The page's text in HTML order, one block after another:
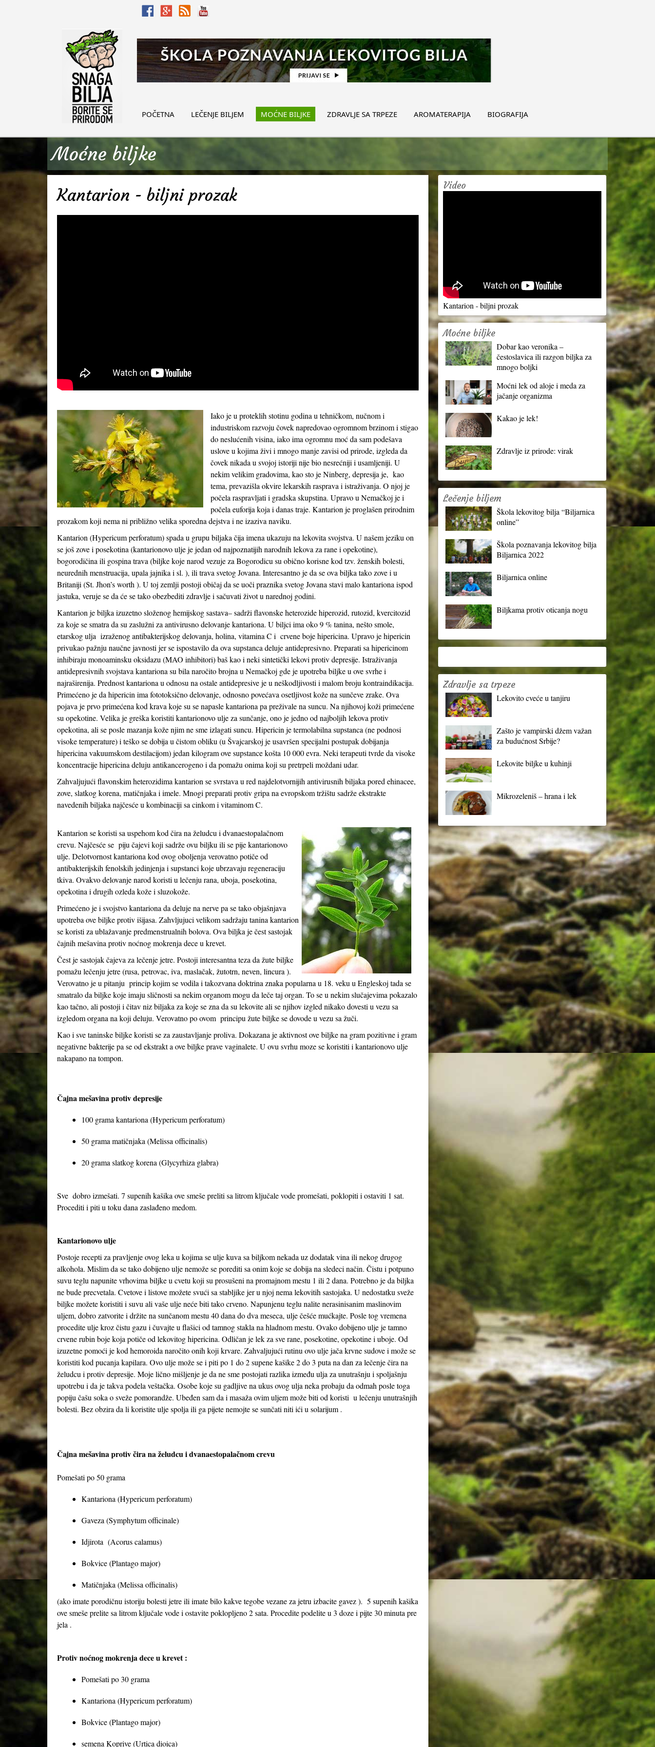
POČETNA LEČENJE BILJEM MOĆNE BILJKE ZDRAVLJE SA TRPEZE AROMATERAPIJA BIOGRAFIJA
Moćne biljke
Kantarion - biljni prozak
Iako je u proteklih stotinu godina u tehničkom, nučnom i
industriskom razvoju čovek napredovao ogromnom brzinom i stigao
do neslućenih visina, iako ima ogromnu moć da sam podešava
uslove u kojima živi i mnogo manje zavisi od prirode, izgleda da
čovek nikada u svojoj istoriji nije bio nesrećniji i usamljeniji. U
nekim velikim gradovima, kao sto je Ninberg, depresija je, kao
tema, prevazišla okvire lekarskih rasprava i istraživanja. O njoj je
počela raspravljati i gradska skupstina. Upravo u Nemačkoj je i
počela euforija koja i danas traje. Kantarion je proglašen prirodnim
prozakom koji nema ni približno velika sporedna dejstva i ne izaziva naviku.
Kantarion (Hypericum perforatum) spada u grupu biljaka čija imena ukazuju na lekovita svojstva. U našem jeziku on
se još zove i posekotina (kantarionovo ulje je jedan od najpoznatijih narodnih lekova za rane i opekotine),
bogorodičina ili gospina trava (biljke koje narod vezuje za Bogorodicu su obično korisne kod tzv. ženskih bolesti,
neurednih menstruacija, upala jajnika i sl. ), ili trava svetog Jovana. Interesantno je da se ova biljka tako zove i u
Britaniji (St. Jhon’s worth ). U toj zemlji postoji običaj da se uoči praznika svetog Jovana stavi malo kantariona ispod
jastuka, veruje se da će se tako obezbediti zdravlje i sačuvati život u narednoj godini.
Kantarion je biljka izuzetno složenog hemijskog sastava– sadrži flavonske heterozide hiperozid, rutozid, kvercitozid
za koje se smatra da su zaslužni za antivirusno delovanje kantariona. U biljci ima oko 9 % tanina, nešto smole,
etarskog ulja izraženog antibakterijskog delovanja, holina, vitamina C i crvene boje hipericina. Upravo je hipericin
privukao pažnju naučne javnosti jer se ispostavilo da ova supstanca deluje antidepresivno. Preparati sa hipericinom
inhibiraju monoaminsku oksidazu (MAO inhibitori) baš kao i neki sintetički lekovi protiv depresije. Istraživanja
antidepresivnih svojstava kantariona su bila naročito brojna u Nemačkoj gde je upotreba biljke u ove svrhe i
najraširenija. Prednost kantariona u odnosu na ostale antidepresive je u neškodljivosti i malom broju kontraindikacija.
Primećeno je da hipericin ima fototoksično delovanje, odnosno povećava osetljivost kože na sunčeve zrake. Ova
pojava je prvo primećena kod krava koje su se napasle kantariona pa preživale na suncu. Na njihovoj koži primećene
su opekotine. Velika je greška koristiti kantarionovo ulje za sunčanje, ono je jedno od najboljih lekova protiv
opekotina, ali se posle mazanja kože njim ne sme izlagati suncu. Hipericin je termolabilna supstanca (ne podnosi
visoke temperature) i teško se dobija u čistom obliku (u Švajcarskoj je usavršen specijalni postupak dobijanja
hipericina vakuumskom destilacijom) jedan kilogram ove supstance košta 10 000 evra. Neki terapeuti tvrde da visoke
koncentracije hipericina deluju antikancerogeno i da pomažu onima koji su pretrpeli moždani udar.
Zahvaljujući flavonskim heterozidima kantarion se svrstava u red najdelotvornijih antivirusnih biljaka pored ehinacee,
zove, slatkog korena, matičnjaka i imele. Mnogi preparati protiv gripa na evropskom tržištu sadrže ekstrakte
navedenih biljaka najčesće u kombinaciji sa cinkom i vitaminom C.
Kantarion se koristi sa uspehom kod čira na želudcu i dvanaestopalačnom
crevu. Najčesće se piju čajevi koji sadrže ovu biljku ili se pije kantarionovo
ulje. Delotvornost kantariona kod ovog oboljenja verovatno potiče od
antibakterijskih fenolskih jedinjenja i supstanci koje ubrzavaju regeneraciju
tkiva. Ovakvo delovanje narod koristi u lečenju rana, uboja, posekotina,
opekotina i drugih ozleda kože i sluzokože.
Primećeno je i svojstvo kantariona da deluje na nerve pa se tako objašnjava
upotreba ove biljke protiv išijasa. Zahvljujuci velikom sadržaju tanina kantarion
se koristi za ublažavanje predmenstrualnih bolova. Ova biljka je čest sastojak
čajnih mešavina protiv noćnog mokrenja dece u krevet.
Čest je sastojak čajeva za lečenje jetre. Postoji interesantna teza da žute biljke
pomažu lečenju jetre (rusa, petrovac, iva, maslačak, žutotrn, neven, lincura ).
Verovatno je u pitanju princip kojim se vodila i takozvana doktrina znaka popularna u 18. veku u Engleskoj tada se
smatralo da biljke koje imaju sličnosti sa nekim organom mogu da leče taj organ. To se u nekim slučajevima pokazalo
kao tačno, ali postoji i čitav niz biljaka za koje se zna da su lekovite ali se njihov izgled nikako dovesti u vezu sa
izgledom organa na koji deluju. Verovatno po ovom principu žute biljke se dovode u vezu sa žuči.
Kao i sve taninske biljke koristi se za zaustavljanje proliva. Dokazana je aktivnost ove biljke na gram pozitivne i gram
negativne bakterije pa se od ekstrakt a ove biljke prave vaginalete. U ovu svrhu moze se koristiti i kantarionovo ulje
nakapano na tompon.
Čajna mešavina protiv depresije
100 grama kantariona (Hypericum perforatum)
50 grama matičnjaka (Melissa officinalis)
20 grama slatkog korena (Glycyrhiza glabra)
Sve dobro izmešati. 7 supenih kašika ove smeše preliti sa litrom ključale vode promešati, poklopiti i ostaviti 1 sat.
Procediti i piti u toku dana zaslađeno medom.
Kantarionovo ulje
Postoje recepti za pravljenje ovog leka u kojima se ulje kuva sa biljkom nekada uz dodatak vina ili nekog drugog
alkohola. Mislim da se tako dobijeno ulje nemože se porediti sa onim koje se dobija na sledeci način. Čistu i potpuno
suvu teglu napunite vrhovima biljke u cvetu koji su prosušeni na promajnom mestu 1 ili 2 dana. Potrebno je da biljka
ne bude precvetala. Cvetove i listove možete svući sa stabljike jer u njoj nema lekovitih sastojaka. U nedostatku sveže
biljke možete koristiti i suvu ali vaše ulje neće biti tako crveno. Napunjenu teglu nalite nerasinisanim maslinovim
uljem, dobro zatvorite i držite na sunčanom mestu 40 dana do dva meseca, ulje češće mućkajte. Posle tog vremena
procedite ulje kroz čistu gazu i čuvajte u flašici od tamnog stakla na hladnom mestu. Ovako dobijeno ulje je tamno
crvene rubin boje koja potiče od lekovitog hipericina. Odličan je lek za sve rane, posekotine, opekotine i uboje. Od
izuzetne pomoći je kod hemoroida naročito onih koji krvare. Zahvaljujući rutinu ovo ulje jača krvne sudove i može se
koristiti kod pucanja kapilara. Ovo ulje može se i piti po 1 do 2 supene kašike 2 do 3 puta na dan za lečenje čira na
želudcu i protiv depresije. Moje lično mišljenje je da ne sme postojati razlika između ulja za unutrašnju i spoljašnju
upotrebu i da je takva podela veštačka. Osobe koje su gadljive na ukus ovog ulja neka probaju da odmah posle toga
popiju čašu soka o sveže pomorandže. Ubeđen sam da i masaža ovim uljem može biti od koristi u lečenju unutrašnjih
bolesti. Bez obzira da li koristite ulje spolja ili ga pijete nemojte se sunčati niti ići u solarijum .
Čajna mešavina protiv čira na želudcu i dvanaestopalačnom crevu
Pomešati po 50 grama
Kantariona (Hypericum perforatum)
Gaveza (Symphytum officinale)
Idjirota (Acorus calamus)
Bokvice (Plantago major)
Matičnjaka (Melissa officinalis)
(ako imate porodičnu istoriju bolesti jetre ili imate bilo kakve tegobe vezane za jetru izbacite gavez ). 5 supenih kašika
ove smeše prelite sa litrom ključale vode i ostavite poklopljeno 2 sata. Procedite podelite u 3 doze i pijte 30 minuta pre
jela .
Protiv noćnog mokrenja dece u krevet :
Pomešati po 30 grama
Kantariona (Hypericum perforatum)
Bokvice (Plantago major)
semena Koprive (Urtica dioica)
Video
Kantarion - biljni prozak
Moćne biljke
Dobar kao veronika –
čestoslavica ili razgon biljka za
mnogo boljki
Moćni lek od aloje i meda za
jačanje organizma
Kakao je lek!
Zdravlje iz prirode: virak
Lečenje biljem
Škola lekovitog bilja “Biljarnica
online”
Škola poznavanja lekovitog bilja
Biljarnica 2022
Biljarnica online
Biljkama protiv oticanja nogu
Zdravlje sa trpeze
Lekovito cveće u tanjiru
Zašto je vampirski džem važan
za budućnost Srbije?
Lekovite biljke u kuhinji
Mikrozeleniš – hrana i lek